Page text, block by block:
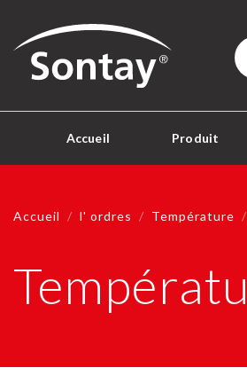
Sontay
Accueil Produit
Accueil l' ordres Température